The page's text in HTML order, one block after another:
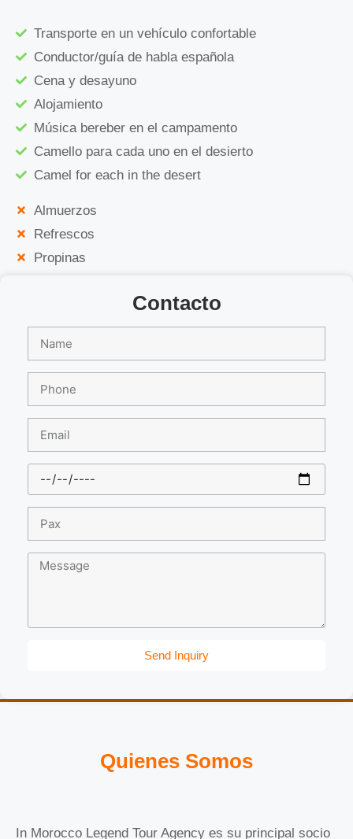
Transporte en un vehículo confortable
Conductor/guía de habla española
Cena y desayuno
Alojamiento
Música bereber en el campamento
Camello para cada uno en el desierto
Camel for each in the desert
Almuerzos
Refrescos
Propinas
Contacto
Send Inquiry
Quienes Somos
In Morocco Legend Tour Agency es su principal socio